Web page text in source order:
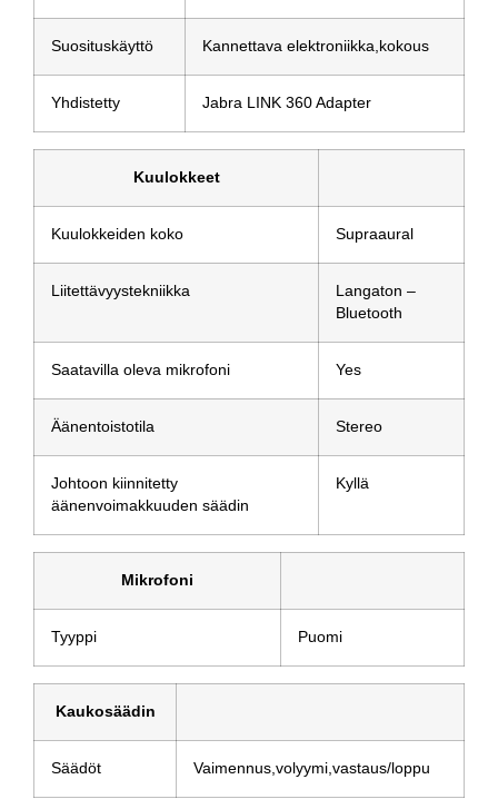
Suosituskäyttö Kannettava elektroniikka,kokous
Yhdistetty Jabra LINK 360 Adapter
Kuulokkeet
Kuulokkeiden koko Supraaural
Liitettävyystekniikka
Langaton –
Bluetooth
Saatavilla oleva mikrofoni Yes
Äänentoistotila Stereo
Johtoon kiinnitetty
äänenvoimakkuuden säädin
Kyllä
Mikrofoni
Tyyppi Puomi
Kaukosäädin
Säädöt Vaimennus,volyymi,vastaus/loppu